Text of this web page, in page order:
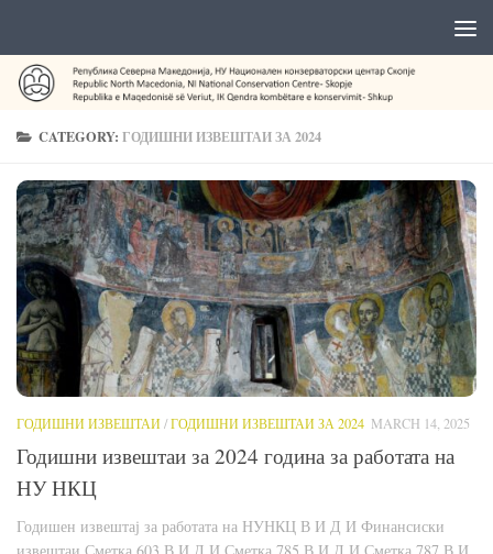
CATEGORY:ГОДИШНИ ИЗВЕШТАИ ЗА 2024
ГОДИШНИ ИЗВЕШТАИ/ГОДИШНИ ИЗВЕШТАИ ЗА 2024 MARCH 14, 2025
Годишни извештаи за 2024 година за работата на
НУ НКЦ
Годишен извештај за работата на НУНКЦ В И Д И Финансиски